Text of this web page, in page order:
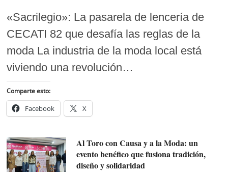
«Sacrilegio»: La pasarela de lencería de
CECATI 82 que desafía las reglas de la
moda La industria de la moda local está
viviendo una revolución…
Comparte esto:
Facebook X
Al Toro con Causa y a la Moda: un
evento benéfico que fusiona tradición,
diseño y solidaridad